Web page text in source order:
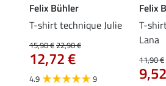
Felix Bühler
T-shirt technique Julie
15,90 €22,90 €
12,72 €
4.9 9
Felix
T-
Lana
11,90 €